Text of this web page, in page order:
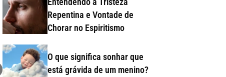
Repentina e Vontade de
Chorar no Espiritismo
O que significa sonhar que
está grávida de um menino?